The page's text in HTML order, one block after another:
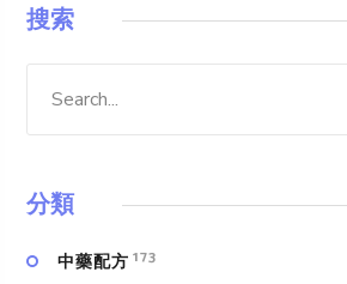
搜索
分類
中藥配方 173